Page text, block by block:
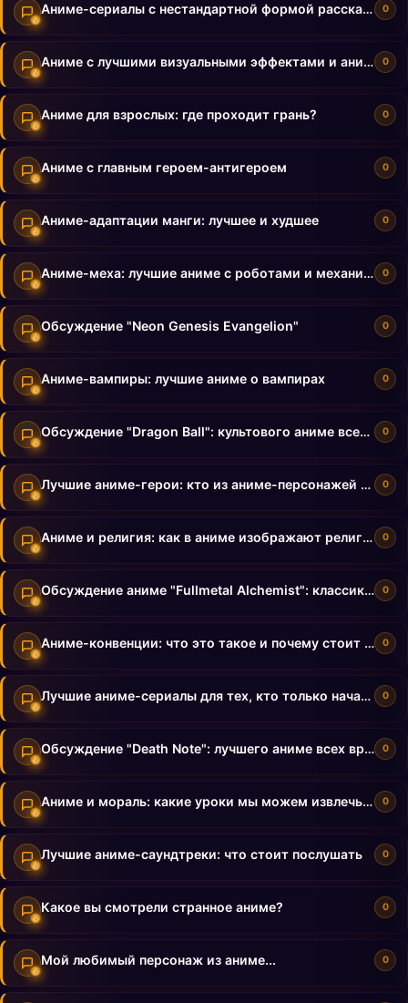
Аниме-сериалы с нестандартной формой рассказа 0
Аниме с лучшими визуальными эффектами и анимацией 0
Аниме для взрослых: где проходит грань? 0
Аниме с главным героем-антигероем 0
Аниме-адаптации манги: лучшее и худшее 0
Аниме-меха: лучшие аниме с роботами и механизмами 0
Обсуждение "Neon Genesis Evangelion" 0
Аниме-вампиры: лучшие аниме о вампирах 0
Обсуждение "Dragon Ball": культового аниме всех поколений 0
Лучшие аниме-герои: кто из аниме-персонажей самый популярный 0
Аниме и религия: как в аниме изображают религию? 0
Обсуждение аниме "Fullmetal Alchemist": классики жанра 0
Аниме-конвенции: что это такое и почему стоит посетить 0
Лучшие аниме-сериалы для тех, кто только начал смотреть 0
Обсуждение "Death Note": лучшего аниме всех времен 0
Аниме и мораль: какие уроки мы можем извлечь из аниме 0
Лучшие аниме-саундтреки: что стоит послушать 0
Какое вы смотрели странное аниме? 0
Мой любимый персонаж из аниме... 0